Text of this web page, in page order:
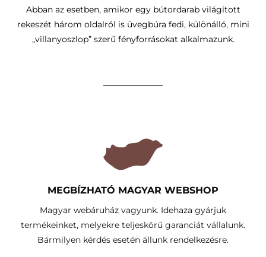
Abban az esetben, amikor egy bútordarab világított
rekeszét három oldalról is üvegbúra fedi, különálló, mini
„villanyoszlop” szerű fényforrásokat alkalmazunk.
MEGBÍZHATÓ MAGYAR WEBSHOP
Magyar webáruház vagyunk. Idehaza gyárjuk
termékeinket, melyekre teljeskörű garanciát vállalunk.
Bármilyen kérdés esetén állunk rendelkezésre.